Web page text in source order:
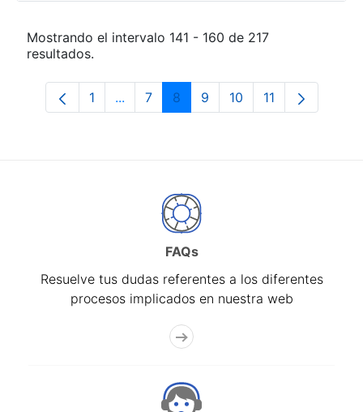
Mostrando el intervalo 141 - 160 de 217
resultados.
Página
1 ...Páginas intermedias Use TAB para
Página
7 Página
8 Página
9 Página
10 Página
11
FAQs
Resuelve tus dudas referentes a los diferentes
procesos implicados en nuestra web